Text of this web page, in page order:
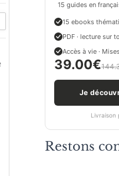
15 guides en
15 ebooks
PDF · lecture sur
Accès à vie ·
39.00€
Je
Livraison
Restons